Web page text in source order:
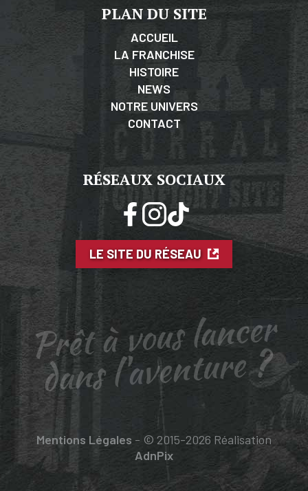
RÉSEAUX SOCIAUX
LE SITE DU RÉSEAU
PLAN DU SITE
ACCUEIL
LA FRANCHISE
HISTOIRE
NEWS
NOTRE UNIVERS
CONTACT
Prêt à vous lancer
dans l'aventure ?
Mentions Légales - © 2015-2026 Réalisation
AdnPix